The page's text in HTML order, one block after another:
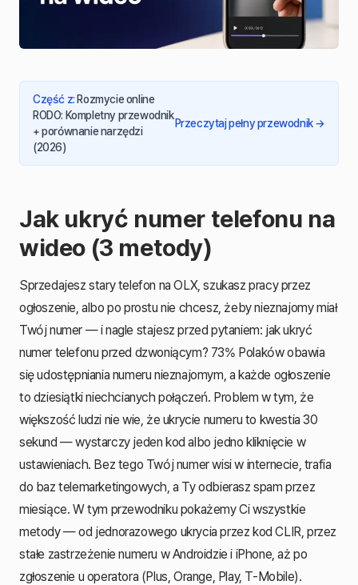
Część z: Rozmycie online
RODO: Kompletny przewodnik
+ porównanie narzędzi
(2026)
Przeczytaj pełny przewodnik →
Jak ukryć numer telefonu na
wideo (3 metody)
Sprzedajesz stary telefon na OLX, szukasz pracy przez
ogłoszenie, albo po prostu nie chcesz, żeby nieznajomy miał
Twój numer — i nagle stajesz przed pytaniem: jak ukryć
numer telefonu przed dzwoniącym? 73% Polaków obawia
się udostępniania numeru nieznajomym, a każde ogłoszenie
to dziesiątki niechcianych połączeń. Problem w tym, że
większość ludzi nie wie, że ukrycie numeru to kwestia 30
sekund — wystarczy jeden kod albo jedno kliknięcie w
ustawieniach. Bez tego Twój numer wisi w internecie, trafia
do baz telemarketingowych, a Ty odbierasz spam przez
miesiące. W tym przewodniku pokażemy Ci wszystkie
metody — od jednorazowego ukrycia przez kod CLIR, przez
stałe zastrzeżenie numeru w Androidzie i iPhone, aż po
zgłoszenie u operatora (Plus, Orange, Play, T-Mobile).